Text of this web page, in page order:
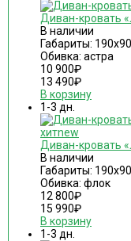
Диван-кровать
В наличии
Габариты:
Обивка: астра
10 900₽
13 490₽
В корзину
1-3 дн.
хитnew
Диван-кровать
В наличии
Габариты:
Обивка: флок
12 800₽
15 990₽
В корзину
1-3 дн.